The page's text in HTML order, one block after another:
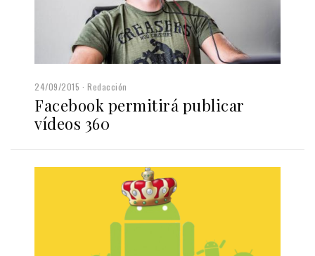
24/09/2015 Redacción
Facebook permitirá publicar
vídeos 360